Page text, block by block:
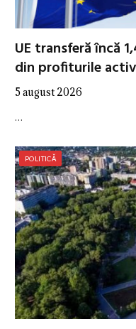
UE transferă încă
din profiturile
5 august 2026
…
POLITICĂ